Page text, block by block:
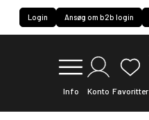
Login Ansøg om b2b login
Info Konto Favoritter